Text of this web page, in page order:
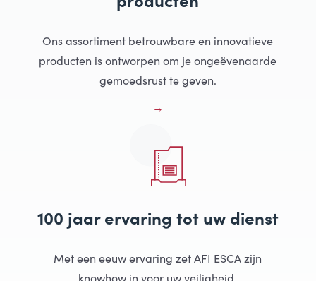
Ons assortiment betrouwbare en innovatieve
producten is ontworpen om je ongeëvenaarde
gemoedsrust te geven.
100 jaar ervaring tot uw dienst
Met een eeuw ervaring zet AFI ESCA zijn